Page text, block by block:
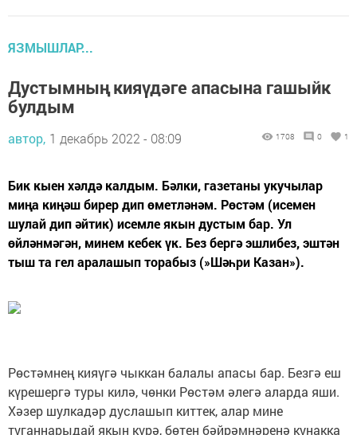
ЯЗМЫШЛАР...
Дустымның кияүдәге апасына гашыйк
булдым
автор, 1 декабрь 2022 - 08:09 1708 0 1
Бик кыен хәлдә калдым. Бәлки, газетаны укучылар
миңа киңәш бирер дип өметләнәм. Рөстәм (исемен
шулай дип әйтик) исемле якын дустым бар. Ул
өйләнмәгән, минем кебек үк. Без бергә эшлибез, эштән
тыш та гел аралашып торабыз (»Шәһри Казан»).
Рөстәмнең кияүгә чыккан балалы апасы бар. Безгә еш
күрешергә туры килә, чөнки Рөстәм әлегә аларда яши.
Хәзер шулкадәр дуслашып киттек, алар мине
туганнарыдай якын күрә, бөтен бәйрәмнәренә кунакка